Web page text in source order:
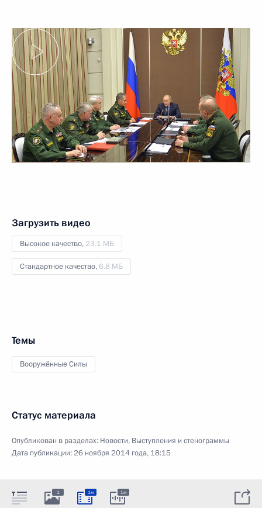
Загрузить видео
Высокое качество, 23.1 МБ
Стандартное качество,6.8 МБ
Темы
Вооружённые Силы
Статус материала
Опубликован в разделах: Новости, Выступления и стенограммы
Дата публикации:26 ноября 2014 года, 18:15
1 1м 1м